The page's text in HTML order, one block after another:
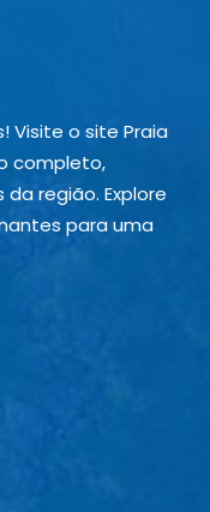
Visite o site Praia
completo,
região. Explore
para uma